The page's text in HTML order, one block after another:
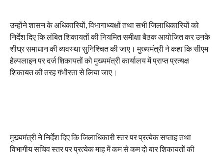
उन्होंने शासन के अधिकारियों, विभागाध्यक्षों तथा सभी जिलाधिकारियों को
निर्देश दिए कि लंबित शिकायतों की नियमित समीक्षा बैठक आयोजित कर उनके
शीघ्र समाधान की व्यवस्था सुनिश्चित की जाए। मुख्यमंत्री ने कहा कि सीएम
हेल्पलाइन पर दर्ज शिकायतों को मुख्यमंत्री कार्यालय में प्राप्त प्रत्यक्ष
शिकायत की तरह गंभीरता से लिया जाए।
मुख्यमंत्री ने निर्देश दिए कि जिलाधिकारी स्तर पर प्रत्येक सप्ताह तथा
विभागीय सचिव स्तर पर प्रत्येक माह में कम से कम दो बार शिकायतों की